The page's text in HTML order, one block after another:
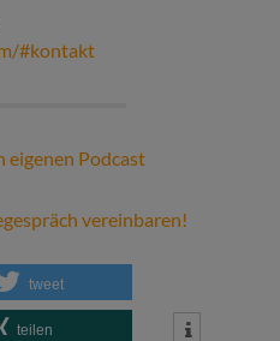
#kontakt
vereinbaren!
tweet
teilen